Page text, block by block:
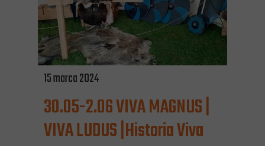
15 marca 2024
30.05-2.06 VIVA MAGNUS |
VIVA LUDUS |Historia Viva